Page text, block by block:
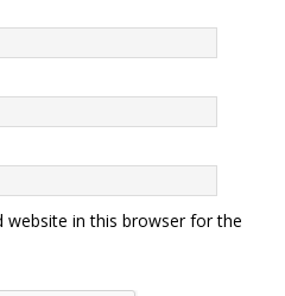
website in this browser for the